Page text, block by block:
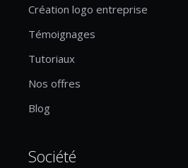
Création logo entreprise
Témoignages
Tutoriaux
Nos offres
Blog
Société